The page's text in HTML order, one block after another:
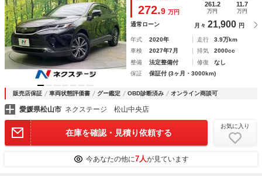
スマートキー ＬＥＤヘッド ビルトインＥＴＣ
272.9 万円
261.2
万円
11.7
万円
通常ローン 月々 21,900 円
年式 2020年 走行
3.9万km
車検
2027年7月 排気
2000cc
整備
法定整備付 修復
なし
保証
保証付 (3ヶ月・3000km)
販売店保証 車両状態評価書 グー鑑定 OBD診断済み オンライン商談可
愛媛県松山市 ネクステージ 松山中央店
在庫を確認・見積り依頼する
お気に入り
今あなたの他に7人が見ています